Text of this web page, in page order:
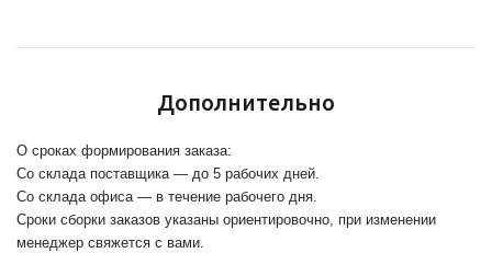
Дополнительно
О сроках формирования заказа:
Со склада поставщика — до 5 рабочих дней.
Со склада офиса — в течение рабочего дня.
Сроки сборки заказов указаны ориентировочно, при изменении
менеджер свяжется с вами.